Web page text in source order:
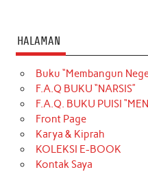
HALAMAN
Buku “Membangun
F.A.Q BUKU “NARSIS”
F.A.Q. BUKU PUISI
Front Page
Karya & Kiprah
KOLEKSI E-BOOK
Kontak Saya